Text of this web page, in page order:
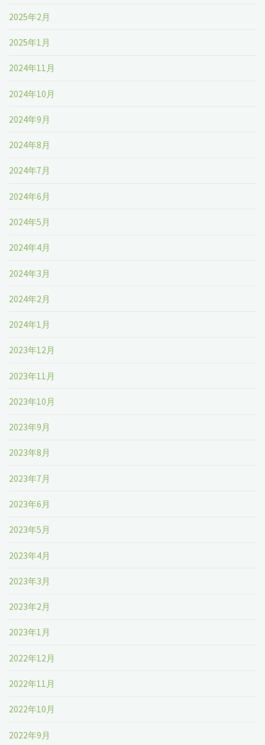
2025年2月
2025年1月
2024年11月
2024年10月
2024年9月
2024年8月
2024年7月
2024年6月
2024年5月
2024年4月
2024年3月
2024年2月
2024年1月
2023年12月
2023年11月
2023年10月
2023年9月
2023年8月
2023年7月
2023年6月
2023年5月
2023年4月
2023年3月
2023年2月
2023年1月
2022年12月
2022年11月
2022年10月
2022年9月